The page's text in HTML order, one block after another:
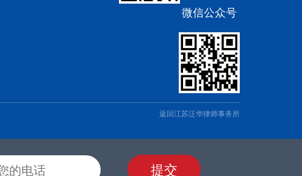
提交
微信公众号
返回江苏泛华律师事务所